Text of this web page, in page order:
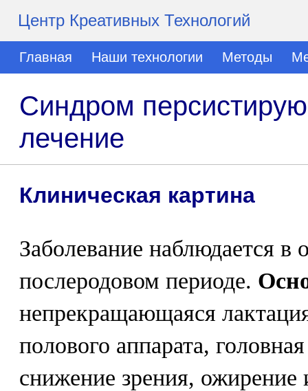
Центр Креативных Технологий
Главная Наши технологии Методы
Синдром
лечение
Клиническая картина
Заболевание наблюдается
послеродовом периоде.
непрекращающаяся
полового аппарата,
снижение зрения, ожирение